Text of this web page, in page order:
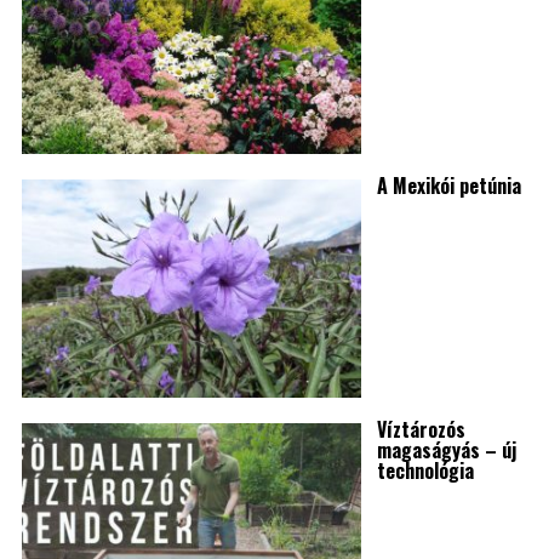
A Mexikói petúnia
Víztározós
magaságyás – új
technológia